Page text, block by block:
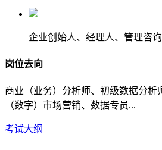
企业创始人、经理人、管理咨
岗位去向
商业（业务）分析师、初级数据分析
（数字）市场营销、数据专员...
考试大纲